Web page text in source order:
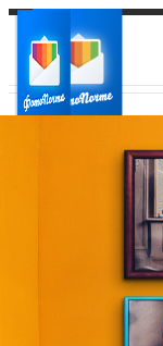
Ваш регион
Выберите из